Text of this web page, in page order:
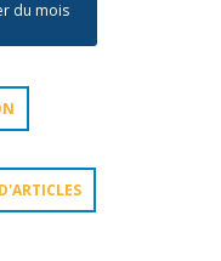
du mois